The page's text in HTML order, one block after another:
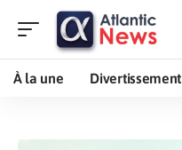
À la une Divertissement